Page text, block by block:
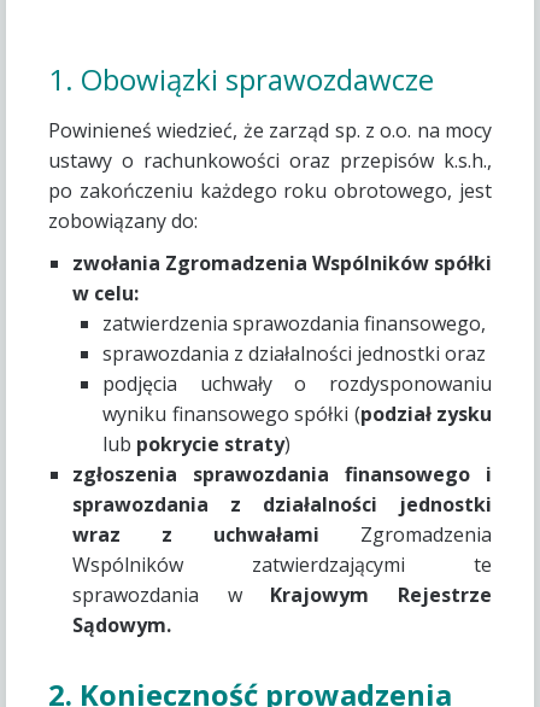
1. Obowiązki sprawozdawcze
Powinieneś wiedzieć, że zarząd sp. z o.o. na mocy
ustawy o rachunkowości oraz przepisów k.s.h.,
po zakończeniu każdego roku obrotowego, jest
zobowiązany do:
zwołania Zgromadzenia Wspólników spółki
w celu:
zatwierdzenia sprawozdania finansowego,
sprawozdania z działalności jednostki oraz
podjęcia uchwały o rozdysponowaniu
wyniku finansowego spółki (podział zysku
lub pokrycie straty)
zgłoszenia sprawozdania finansowego i
sprawozdania z działalności jednostki
wraz z uchwałami Zgromadzenia
Wspólników zatwierdzającymi te
sprawozdania w Krajowym Rejestrze
Sądowym.
2. Konieczność prowadzenia